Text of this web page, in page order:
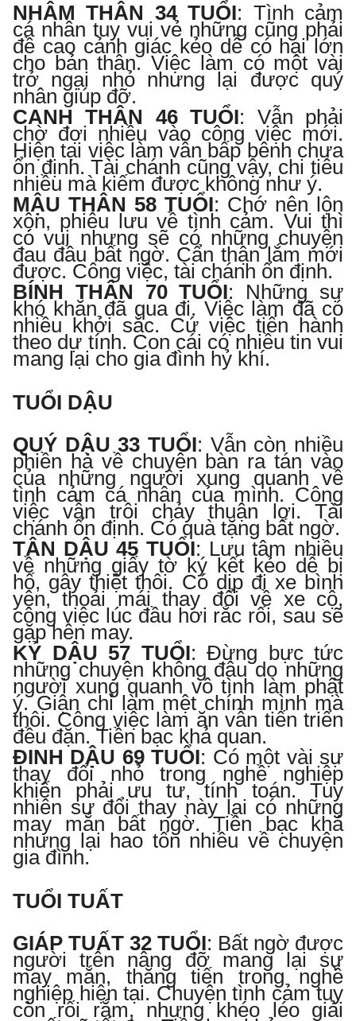
NHÂM THÂN 34 TUỔI: Tình cảm
cá nhân tuy vui vẻ những cũng phải
đề cao cảnh giác kẻo dễ có hại lớn
cho bản thân. Việc làm có một vài
trở ngại nhỏ nhưng lại được quý
nhân giúp đỡ.
CANH THÂN 46 TUỔI: Vẫn phải
chờ đợi nhiều vào công việc mới.
Hiện tại việc làm vẫn bấp bênh chưa
ổn định. Tài chánh cũng vậy, chi tiêu
nhiều mà kiếm được không như ý.
MẬU THÂN 58 TUỔI: Chớ nên lộn
xộn, phiêu lưu về tình cảm. Vui thì
có vui nhưng sẽ có những chuyện
đau đầu bất ngờ. Cẩn thận lắm mới
được. Công việc, tài chánh ổn định.
BÍNH THÂN 70 TUỔI: Những sự
khó khăn đã qua đi. Việc làm đã có
nhiều khởi sắc. Cứ việc tiến hành
theo dự tính. Con cái có nhiều tin vui
mang lại cho gia đình hỷ khí.
TUỔI DẬU
QUÝ DẬU 33 TUỔI: Vẫn còn nhiều
phiền hà về chuyện bàn ra tán vào
của những người xung quanh về
tình cảm cá nhân của mình. Công
việc vẫn trôi chảy thuận lợi. Tài
chánh ổn định. Có quà tặng bất ngờ.
TÂN DẬU 45 TUỔI: Lưu tâm nhiều
về những giấy tờ ký kết kẻo dễ bị
hố, gây thiệt thôi. Có dịp đi xe bình
yên, thoải mái thay đổi về xe cộ,
công việc lúc đầu hơi rắc rối, sau sẽ
gặp hên may.
KỶ DẬU 57 TUỔI: Đừng bực tức
những chuyện không đâu do những
người xung quanh vô tình làm phật
ý. Giận chỉ làm mệt chính mình mà
thôi. Công việc làm ăn vẫn tiến triển
đều đặn. Tiền bạc khả quan.
ĐINH DẬU 69 TUỔI: Có một vài sự
thay đổi nhỏ trong nghề nghiệp
khiến phải ưu tư, tính toán. Tuy
nhiên sự đổi thay này lại có những
may mắn bất ngờ. Tiền bạc khá
nhưng lại hao tốn nhiều về chuyện
gia đình.
TUỔI TUẤT
GIÁP TUẤT 32 TUỔI: Bất ngờ được
người trên nâng đỡ mang lại sự
may mắn, thăng tiến trong nghề
nghiệp hiện tại. Chuyện tình cảm tuy
còn rối rắm, nhưng khéo léo giải